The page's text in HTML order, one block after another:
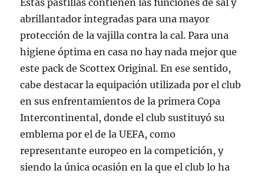
Estas pastillas contienen las funciones de sal y
abrillantador integradas para una mayor
protección de la vajilla contra la cal. Para una
higiene óptima en casa no hay nada mejor que
este pack de Scottex Original. En ese sentido,
cabe destacar la equipación utilizada por el club
en sus enfrentamientos de la primera Copa
Intercontinental, donde el club sustituyó su
emblema por el de la UEFA, como
representante europeo en la competición, y
siendo la única ocasión en la que el club lo ha